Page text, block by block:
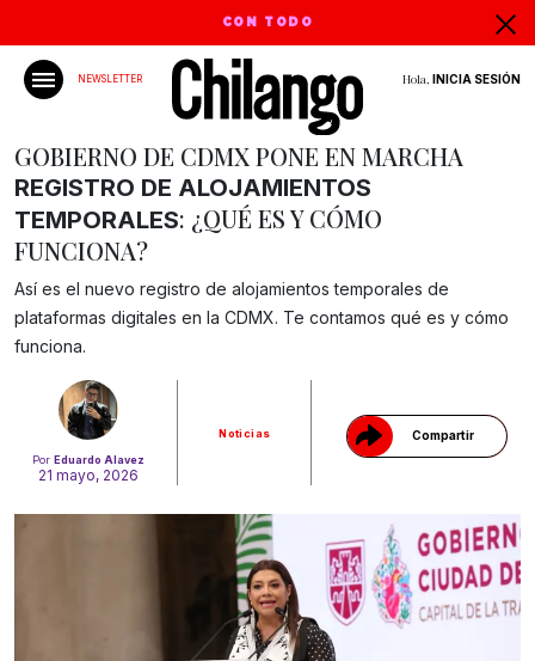
CON TODO
NEWSLETTER Hola, INICIA SESIÓN
PorEduardo Alavez
21 mayo, 2026
Noticias Compartir
Gracias!
GOBIERNO DE CDMX PONE EN MARCHA
REGISTRO DE ALOJAMIENTOS
TEMPORALES: ¿QUÉ ES Y CÓMO
FUNCIONA?
Así es el nuevo registro de alojamientos temporales de
plataformas digitales en la CDMX. Te contamos qué es y cómo
funciona.